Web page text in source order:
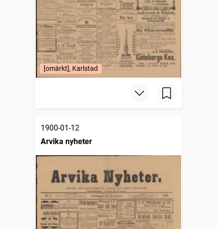
[omärkt], Karlstad
1900-01-12
Arvika nyheter